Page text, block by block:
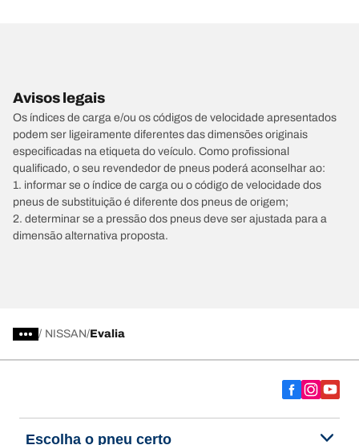
Avisos legais
Os índices de carga e/ou os códigos de velocidade apresentados
podem ser ligeiramente diferentes das dimensões originais
especificadas na etiqueta do veículo. Como profissional
qualificado, o seu revendedor de pneus poderá aconselhar ao:
1. informar se o índice de carga ou o código de velocidade dos
pneus de substituição é diferente dos pneus de origem;
2. determinar se a pressão dos pneus deve ser ajustada para a
dimensão alternativa proposta.
/ NISSAN Evalia
Escolha o pneu certo